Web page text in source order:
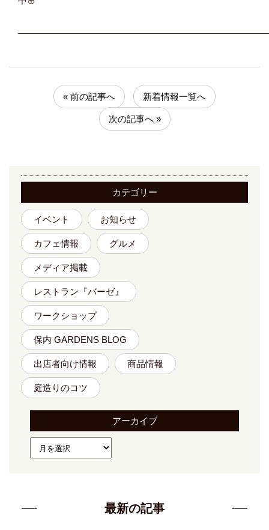
« 前の記事へ 新着情報一覧へ
次の記事へ »
カテゴリー
イベント お知らせ
カフェ情報 グルメ
メディア掲載
レストラン『バーゼ』
ワークショップ
保内 GARDENS BLOG
出店者向け情報 商品情報
庭造りのコツ
アーカイブ
最新の記事